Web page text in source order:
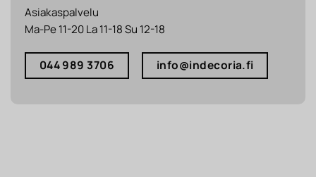
Asiakaspalvelu
Ma-Pe 11-20 La 11-18 Su 12-18
044 989 3706 info@indecoria.fi